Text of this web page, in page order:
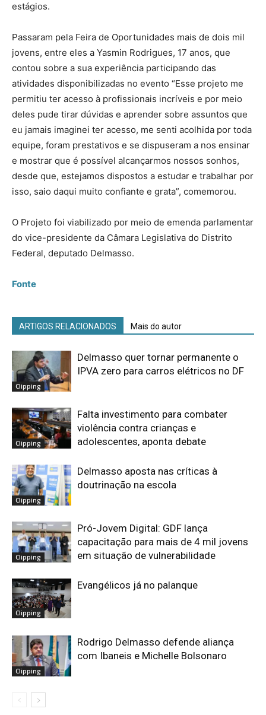
estágios.
Passaram pela Feira de Oportunidades mais de dois mil
jovens, entre eles a Yasmin Rodrigues, 17 anos, que
contou sobre a sua experiência participando das
atividades disponibilizadas no evento “Esse projeto me
permitiu ter acesso à profissionais incríveis e por meio
deles pude tirar dúvidas e aprender sobre assuntos que
eu jamais imaginei ter acesso, me senti acolhida por toda
equipe, foram prestativos e se dispuseram a nos ensinar
e mostrar que é possível alcançarmos nossos sonhos,
desde que, estejamos dispostos a estudar e trabalhar por
isso, saio daqui muito confiante e grata”, comemorou.
O Projeto foi viabilizado por meio de emenda parlamentar
do vice-presidente da Câmara Legislativa do Distrito
Federal, deputado Delmasso.
Fonte
ARTIGOS RELACIONADOS Mais do autor
Clipping
Delmasso quer tornar permanente o
IPVA zero para carros elétricos no DF
Clipping
Falta investimento para combater
violência contra crianças e
adolescentes, aponta debate
Clipping
Delmasso aposta nas críticas à
doutrinação na escola
Clipping
Pró-Jovem Digital: GDF lança
capacitação para mais de 4 mil jovens
em situação de vulnerabilidade
Clipping
Evangélicos já no palanque
Clipping
Rodrigo Delmasso defende aliança
com Ibaneis e Michelle Bolsonaro